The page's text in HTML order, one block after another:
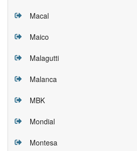
Macal
Maico
Malagutti
Malanca
MBK
Mondial
Montesa